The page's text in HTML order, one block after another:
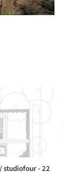
studiofour - 22